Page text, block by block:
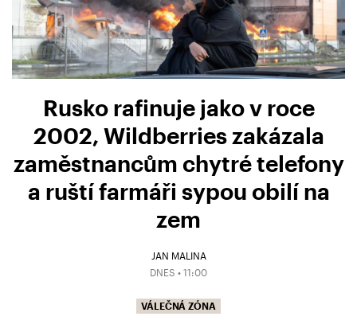
Rusko rafinuje jako v roce
2002, Wildberries zakázala
zaměstnancům chytré telefony
a ruští farmáři sypou obilí na
zem
JAN MALINA
DNES • 11:00
VÁLEČNÁ ZÓNA